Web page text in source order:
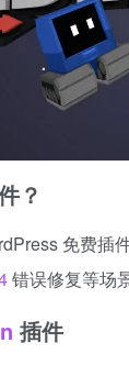
？
免费插
错误修复等场景
插件